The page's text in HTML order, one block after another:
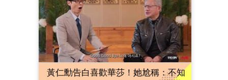
黃仁勳告白喜歡華莎！她尬稱：不知